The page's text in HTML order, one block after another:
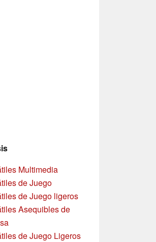
Multimedia
de Juego
de Juego ligeros
Asequibles de
de Juego Ligeros